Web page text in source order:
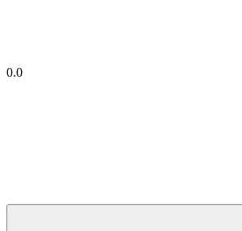
0.0